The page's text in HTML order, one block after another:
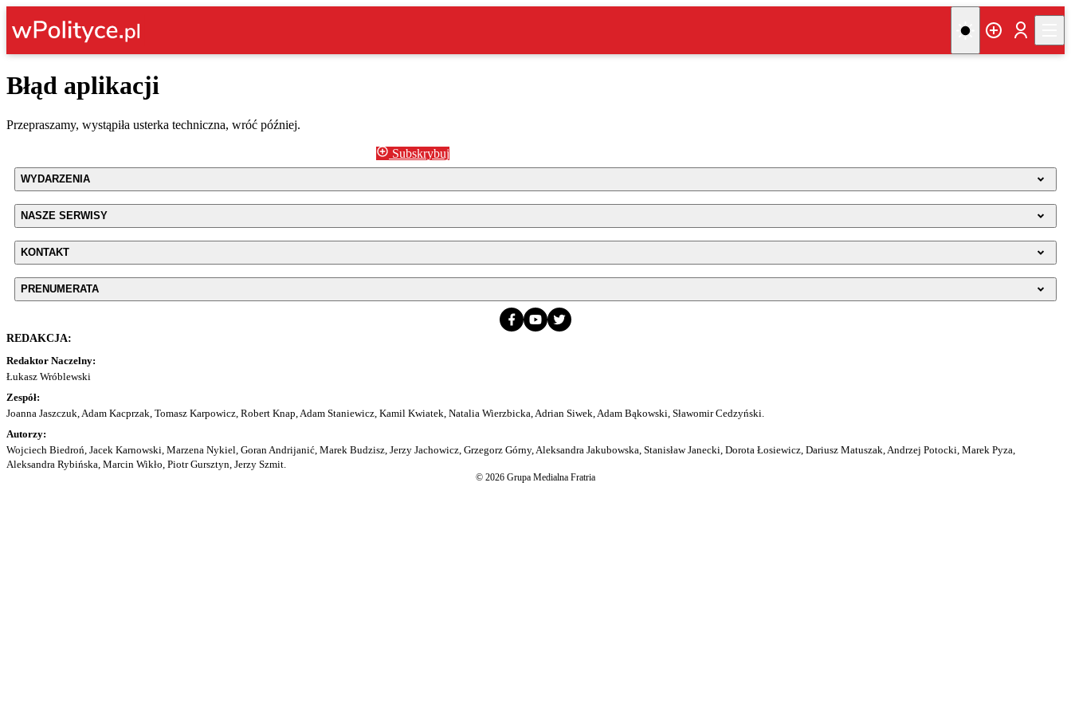
Błąd aplikacji
Przepraszamy, wystąpiła usterka techniczna, wróć później.
Subskrybuj
WYDARZENIA
NASZE SERWISY
KONTAKT
PRENUMERATA
REDAKCJA:
Redaktor Naczelny:
Łukasz Wróblewski
Zespół:
Joanna Jaszczuk, Adam Kacprzak, Tomasz Karpowicz, Robert Knap, Adam Staniewicz, Kamil Kwiatek, Natalia Wierzbicka, Adrian Siwek, Adam Bąkowski, Sławomir Cedzyński.
Autorzy:
Wojciech Biedroń, Jacek Karnowski, Marzena Nykiel, Goran Andrijanić, Marek Budzisz, Jerzy Jachowicz, Grzegorz Górny, Aleksandra Jakubowska, Stanisław Janecki, Dorota Łosiewicz, Dariusz Matuszak, Andrzej Potocki, Marek Pyza,
Aleksandra Rybińska, Marcin Wikło, Piotr Gursztyn, Jerzy Szmit.
© 2026 Grupa Medialna Fratria